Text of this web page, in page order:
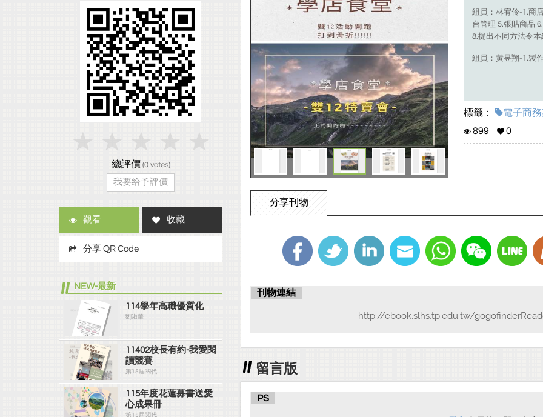
組員：林宥伶-1.商
台管理 5.張貼商品
8.提出不同方法令
組員：黃昱翔-1.製
標籤：
電子商
899
0
分享刊物
刊物連結
http://ebook.slhs.tp.edu.tw/
留言版
PS
總評價 (0votes)
我要给予評價
觀看 收藏
分享 QR Code
NEW-最新
114學年高職優質化
劉淑華
11402校長有約-我愛閱
讀競賽
第15屆閱代
115年度花蓮募書送愛
心成果冊
第15屆閱代